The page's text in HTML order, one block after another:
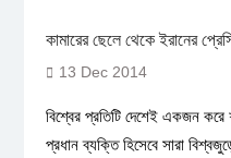
কামারের ছেলে থেকে ইরানের
13 Dec 2014
বিশ্বের প্রতিটি দেশেই একজন করে
প্রধান ব্যক্তি হিসেবে সারা